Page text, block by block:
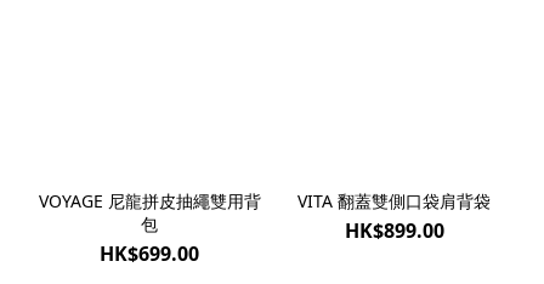
VOYAGE 尼龍拼皮抽繩雙用背
包
HK$699.00
VITA 翻蓋雙側口袋肩背袋
HK$899.00